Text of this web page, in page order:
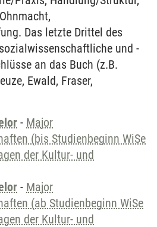
Das letzte Drittel des
und -
an das Buch (z.B.
Ewald, Fraser,
- Major
(bis Studienbeginn WiSe
der Kultur- und
- Major
(ab Studienbeginn WiSe
der Kultur- und